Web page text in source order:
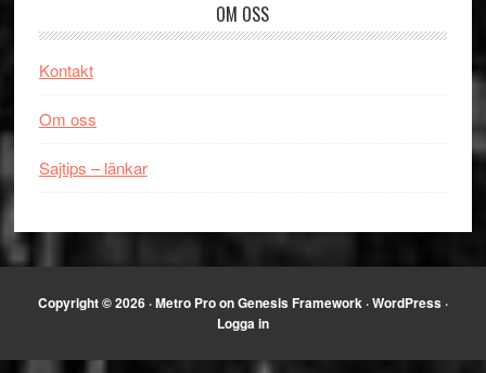
OM OSS
Kontakt
Om oss
Sajtips – länkar
Copyright © 2026 ·Metro ProonGenesis Framework ·WordPress ·
Logga in